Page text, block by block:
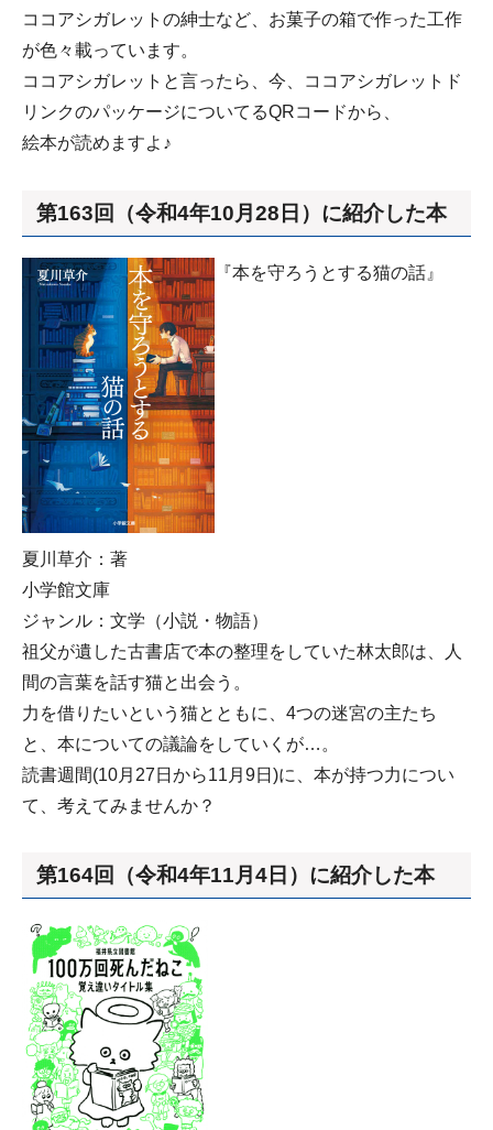
ココアシガレットの紳士など、お菓子の箱で作った工作
が色々載っています。
ココアシガレットと言ったら、今、ココアシガレットド
リンクのパッケージについてるQRコードから、
絵本が読めますよ♪
第163回（令和4年10月28日）に紹介した本
『本を守ろうとする猫の話』
夏川草介：著
小学館文庫
ジャンル：文学（小説・物語）
祖父が遺した古書店で本の整理をしていた林太郎は、人
間の言葉を話す猫と出会う。
力を借りたいという猫とともに、4つの迷宮の主たち
と、本についての議論をしていくが…。
読書週間(10月27日から11月9日)に、本が持つ力につい
て、考えてみませんか？
第164回（令和4年11月4日）に紹介した本